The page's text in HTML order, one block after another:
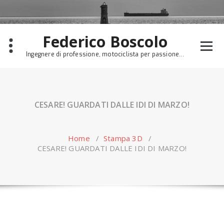
to
content
Federico Boscolo
Ingegnere di professione, motociclista per passione...
CESARE! GUARDATI DALLE IDI DI MARZO!
Home / Stampa 3D /
CESARE! GUARDATI DALLE IDI DI MARZO!